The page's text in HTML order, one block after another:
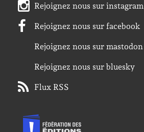
Rejoignez nous sur instagram
Rejoignez nous sur facebook
Rejoignez nous sur mastodon
Rejoignez nous sur bluesky
Flux RSS